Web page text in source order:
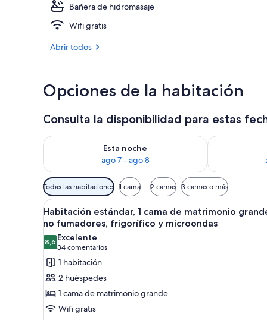
Bañera de hidromasaje
Wifi gratis
Abrir todos
Opciones de la habitación
Consulta la disponibilidad para estas
Esta noche
ago 7 - ago 8
Consulta la disponibilidad para esta noche, ago 7 -
Consulta la
Filtros
disponibles
para
las
habitaciones
Todas las habitaciones 1 cama 2 camas 3 camas o más
Abrir
todas
las
fotos
de
Habitación
estándar,
1
cama
Habitación de hotel con
4
Habitación estándar, 1 cama de matrimonio
no fumadores, frigorífico y microondas
8,68,6 de 10
Excelente
34 comentarios
(34 comentarios)
1 habitación
2 huéspedes
1 cama de matrimonio grande
Wifi gratis